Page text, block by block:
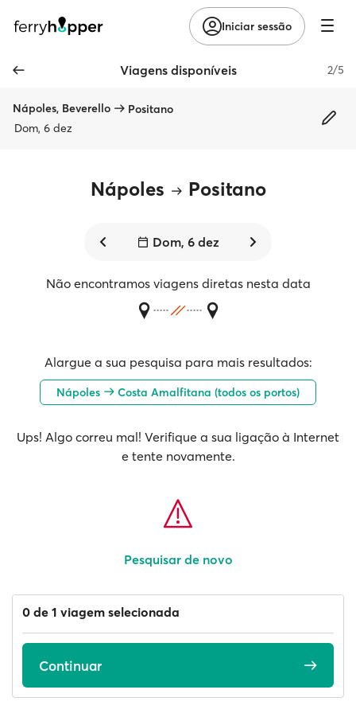
Iniciar sessão
Viagens disponíveis 2/5
Nápoles, Beverello
Positano
Dom, 6 dez
Nápoles Positano
Dom, 6 dez
Não encontramos viagens diretas nesta data
Alargue a sua pesquisa para mais resultados:
Nápoles Costa Amalfitana (todos os portos)
Ups! Algo correu mal! Verifique a sua ligação à Internet
e tente novamente.
Pesquisar de novo
0 de 1 viagem selecionada
Continuar